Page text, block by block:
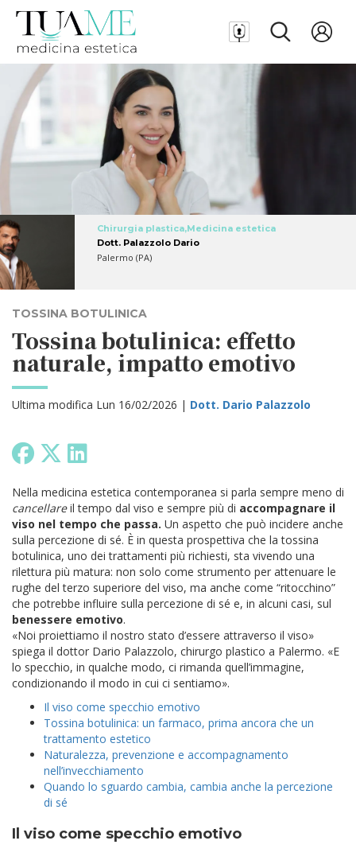
Chirurgia plastica,Medicina estetica
Dott. Palazzolo Dario
Palermo (PA)
TOSSINA BOTULINICA
Tossina botulinica: effetto
naturale, impatto emotivo
Ultima modifica Lun 16/02/2026 | Dott. Dario Palazzolo
Nella medicina estetica contemporanea si parla sempre meno di
cancellareil tempo dal viso e sempre più di accompagnare il
viso nel tempo che passa. Un aspetto che può incidere anche
sulla percezione di sé. È in questa prospettiva che la tossina
botulinica, uno dei trattamenti più richiesti, sta vivendo una
rilettura più matura: non solo come strumento per attenuare le
rughe del terzo superiore del viso, ma anche come “ritocchino”
che potrebbe influire sulla percezione di sé e, in alcuni casi, sul
benessere emotivo.
«Noi proiettiamo il nostro stato d’essere attraverso il viso»
spiega il dottor Dario Palazzolo, chirurgo plastico a Palermo. «E
lo specchio, in qualche modo, ci rimanda quell’immagine,
condizionando il modo in cui ci sentiamo».
Il viso come specchio emotivo
Tossina botulinica: un farmaco, prima ancora che un
trattamento estetico
Naturalezza, prevenzione e accompagnamento
nell’invecchiamento
Quando lo sguardo cambia, cambia anche la percezione
di sé
Il viso come specchio emotivo